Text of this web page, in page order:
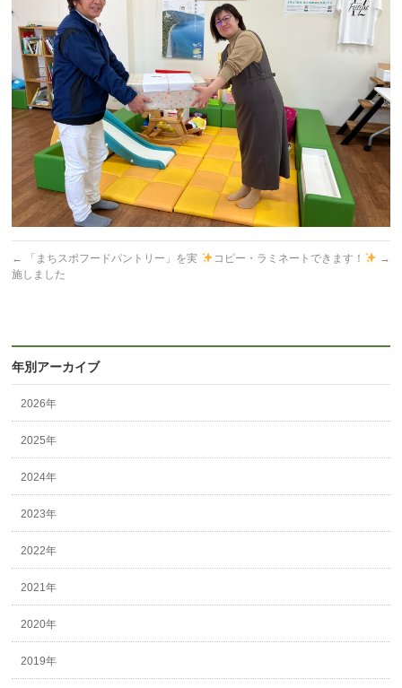
←
「まちスポフードパントリー」を実
施しました
コピー・ラミネートできます！ →
年別アーカイブ
2026年
2025年
2024年
2023年
2022年
2021年
2020年
2019年